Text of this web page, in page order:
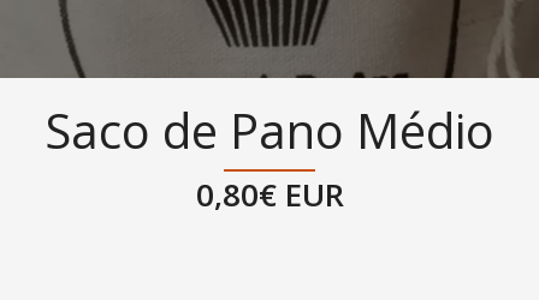
Saco de Pano Médio
0,80€ EUR